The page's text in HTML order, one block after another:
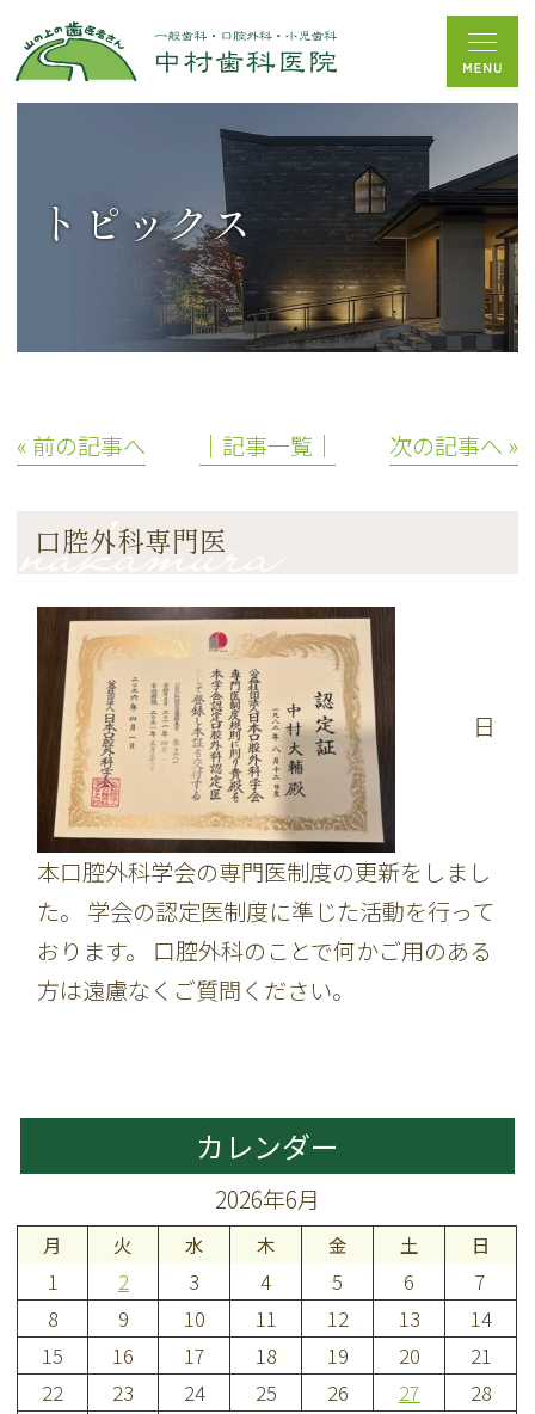
トピックス
« 前の記事へ │記事一覧│ 次の記事へ »
口腔外科専門医
日
本口腔外科学会の専門医制度の更新をしまし
た。 学会の認定医制度に準じた活動を行って
おります。 口腔外科のことで何かご用のある
方は遠慮なくご質問ください。
カレンダー
2026年6月
月 火 水 木 金 土 日
1 2 3 4 5 6
7
8
9 10 11 12 13
14
15
16 17 18 19 20
21
22
23 24 25 26 27
28